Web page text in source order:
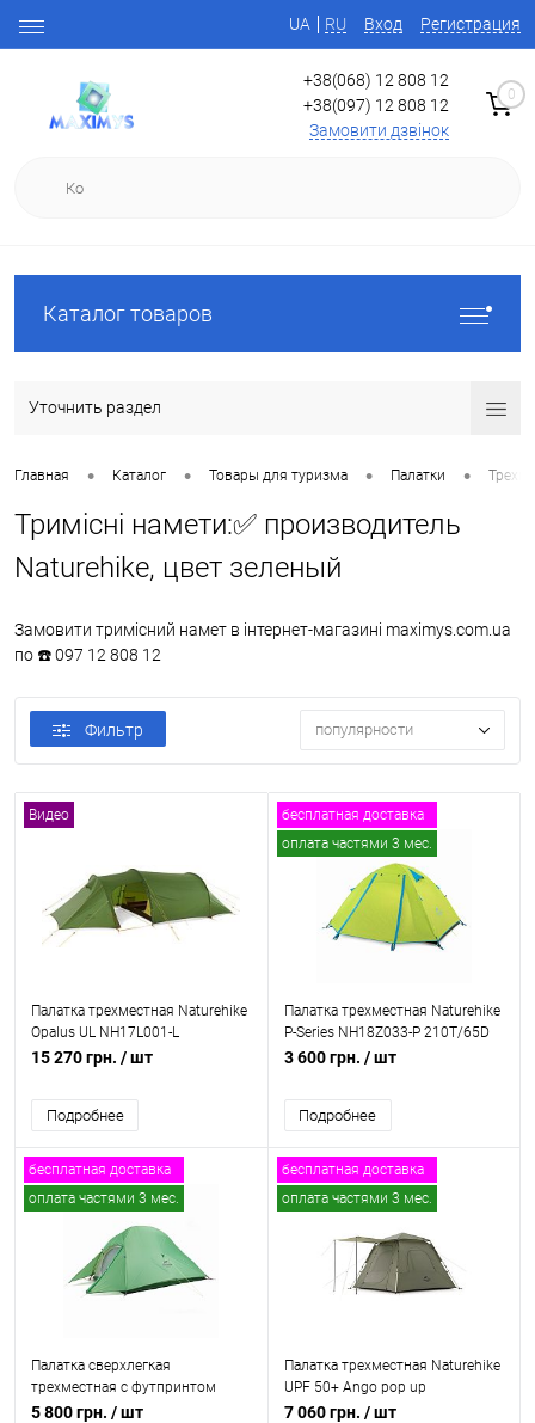
UA RU Вход Регистрация
+38(068) 12 808 12
+38(097) 12 808 12
Замовити дзвінок
0
Каталог товаров
Уточнить раздел
Главная • Каталог • Товары для туризма • Палатки •
Тримісні намети:✅ производитель
Naturehike, цвет зеленый
Замовити тримісний намет в інтернет-магазині maximys.com.ua
по ☎️ 097 12 808 12
Фильтр популярности
Видео
Палатка трехместная Naturehike
Opalus UL NH17L001-L
15 270 грн. / шт
Подробнее
бесплатная доставка
оплата частями 3 мес.
Палатка трехместная Naturehike
P-Series NH18Z033-P 210T/65D
3 600 грн. / шт
Подробнее
бесплатная доставка
оплата частями 3 мес.
Палатка сверхлегкая
трехместная с футпринтом
Naturehike Cloud Up 3 Updated
5 800 грн. / шт
бесплатная доставка
оплата частями 3 мес.
Палатка трехместная Naturehike
UPF 50+ Ango pop up
NH21ZP010, 210T со стойками
7 060 грн. / шт